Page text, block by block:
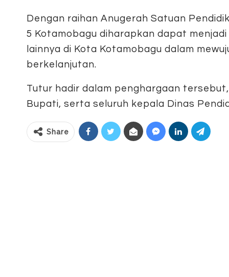
Dengan raihan Anugerah Satuan
5 Kotamobagu diharapkan dapat
lainnya di Kota Kotamobagu dalam
berkelanjutan.
Tutur hadir dalam penghargaan
Bupati, serta seluruh kepala Dinas
Share